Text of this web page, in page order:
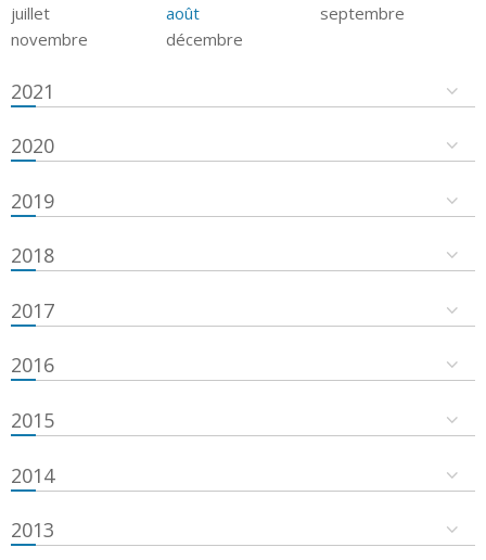
juillet
août
septembre
novembre
décembre
2021
2020
2019
2018
2017
2016
2015
2014
2013